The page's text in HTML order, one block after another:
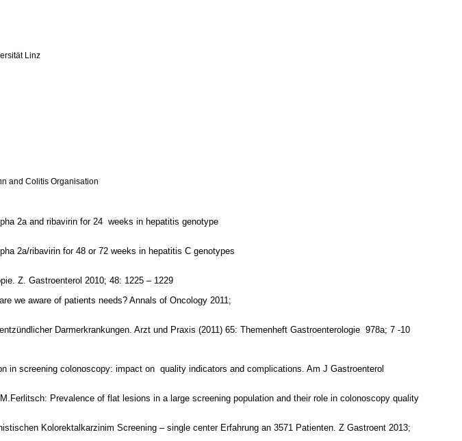
Linz
and Colitis Organisation
2a and ribavirin for 24 weeks in hepatitis genotype
2a/ribavirin for 48 or 72 weeks in hepatitis C genotypes
Z. Gastroenterol 2010; 48: 1225 – 1229
we aware of patients needs?Annals of Oncology 2011;
Darmerkrankungen. Arzt und Praxis (2011) 65: Themenheft Gastroenterologie 978a; 7 -10
in screening colonoscopy: impact on quality indicators and complications. Am J Gastroenterol
Prevalence of flat lesions in a large screening population and their role in colonoscopy quality
Kolorektalkarzinim Screening – single center Erfahrung an 3571 Patienten. Z Gastroent 2013;